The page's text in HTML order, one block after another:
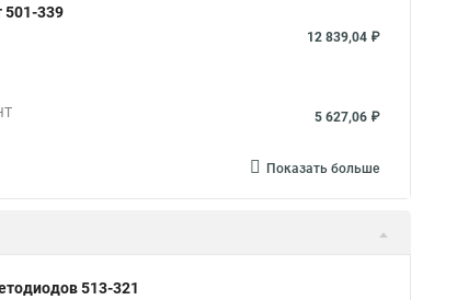
501-339
12 839,04 ₽
5 627,06 ₽
Показать больше
513-321